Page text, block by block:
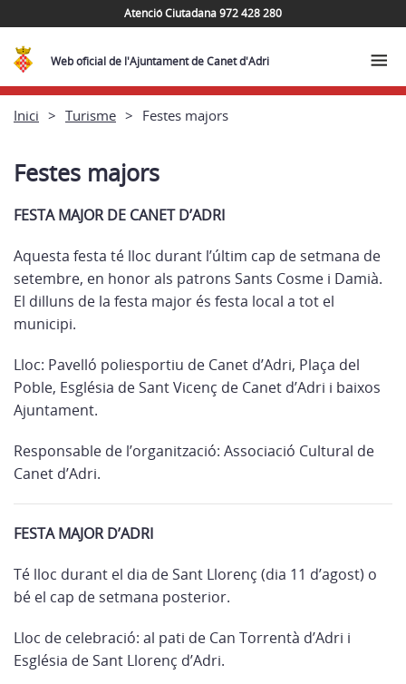
Atenció Ciutadana 972 428 280
Web oficial de l'Ajuntament de Canet d'Adri
Inici Turisme Festes majors
Festes majors
FESTA MAJOR DE CANET D’ADRI
Aquesta festa té lloc durant l’últim cap de setmana de
setembre, en honor als patrons Sants Cosme i Damià.
El dilluns de la festa major és festa local a tot el
municipi.
Lloc: Pavelló poliesportiu de Canet d’Adri, Plaça del
Poble, Església de Sant Vicenç de Canet d’Adri i baixos
Ajuntament.
Responsable de l’organització: Associació Cultural de
Canet d’Adri.
FESTA MAJOR D’ADRI
Té lloc durant el dia de Sant Llorenç (dia 11 d’agost) o
bé el cap de setmana posterior.
Lloc de celebració: al pati de Can Torrentà d’Adri i
Església de Sant Llorenç d’Adri.